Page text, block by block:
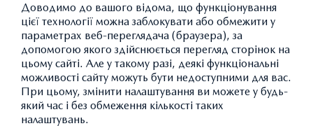
Доводимо до вашого відома, що функціонування
цієї технології можна заблокувати або обмежити у
параметрах веб-переглядача (браузера), за
допомогою якого здійснюється перегляд сторінок на
цьому сайті. Але у такому разі, деякі функціональні
можливості сайту можуть бути недоступними для вас.
При цьому, змінити налаштування ви можете у будь-
який час і без обмеження кількості таких
налаштувань.